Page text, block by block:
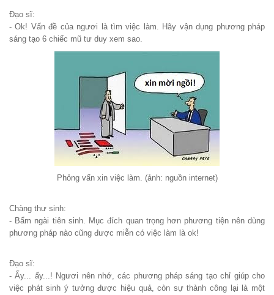
Đạo sĩ:
- Ok! Vấn đề của ngươi là tìm việc làm. Hãy vận dụng phương pháp
sáng tạo 6 chiếc mũ tư duy xem sao.
Phỏng vấn xin việc làm. (ảnh: nguồn internet)
Chàng thư sinh:
- Bẩm ngài tiên sinh. Mục đích quan trọng hơn phương tiện nên dùng
phương pháp nào cũng được miễn có việc làm là ok!
Đạo sĩ:
- Ấy... ấy...! Ngươi nên nhớ, các phương pháp sáng tạo chỉ giúp cho
việc phát sinh ý tưởng được hiệu quả, còn sự thành công lại là một